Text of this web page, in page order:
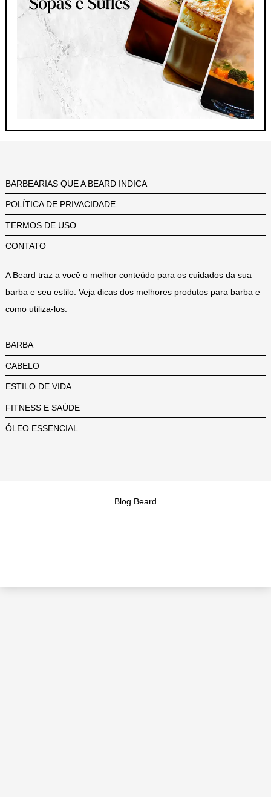
BARBEARIAS QUE A BEARD INDICA
POLÍTICA DE PRIVACIDADE
TERMOS DE USO
CONTATO
A Beard traz a você o melhor conteúdo para os cuidados da sua
barba e seu estilo. Veja dicas dos melhores produtos para barba e
como utiliza-los.
BARBA
CABELO
ESTILO DE VIDA
FITNESS E SAÚDE
ÓLEO ESSENCIAL
Blog Beard